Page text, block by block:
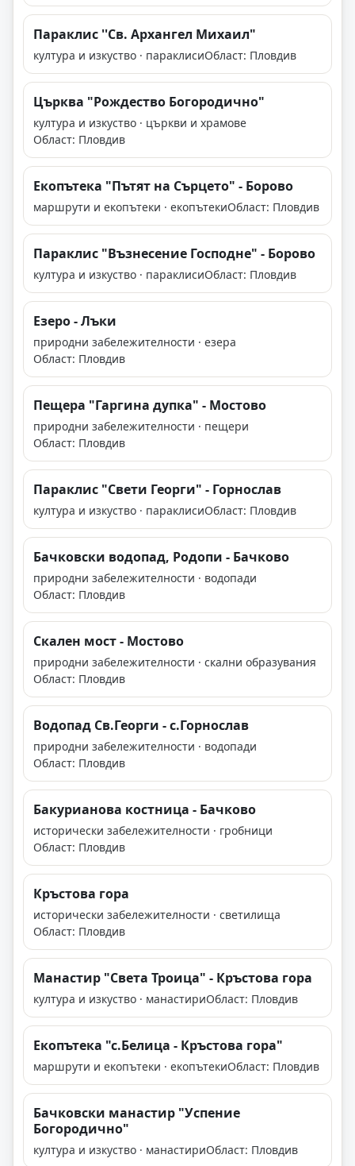
Параклис ''Св. Архангел Михаил"
култура и изкуство · параклисиОбласт: Пловдив
Църква "Рождество Богородично"
култура и изкуство · църкви и храмове
Област: Пловдив
Екопътека "Пътят на Сърцето" - Борово
маршрути и екопътеки · екопътекиОбласт: Пловдив
Параклис "Възнесение Господне" - Борово
култура и изкуство · параклисиОбласт: Пловдив
Езеро - Лъки
природни забележителности · езера
Област: Пловдив
Пещера "Гаргина дупка" - Мостово
природни забележителности · пещери
Област: Пловдив
Параклис "Свети Георги" - Горнослав
култура и изкуство · параклисиОбласт: Пловдив
Бачковски водопад, Родопи - Бачково
природни забележителности · водопади
Област: Пловдив
Скален мост - Мостово
природни забележителности · скални образувания
Област: Пловдив
Водопад Св.Георги - с.Горнослав
природни забележителности · водопади
Област: Пловдив
Бакурианова костница - Бачково
исторически забележителности · гробници
Област: Пловдив
Кръстова гора
исторически забележителности · светилища
Област: Пловдив
Манастир "Света Троица" - Кръстова гора
култура и изкуство · манастириОбласт: Пловдив
Екопътека "с.Белица - Кръстова гора"
маршрути и екопътеки · екопътекиОбласт: Пловдив
Бачковски манастир "Успение
Богородично"
култура и изкуство · манастириОбласт: Пловдив